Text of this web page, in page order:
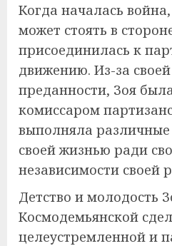
Когда началась
может стоять в
присоединилась к
движению. Из-за
преданности, Зоя
комиссаром
выполняла различные
своей жизнью ради
независимости своей
Детство и молодость
Космодемьянской
целеустремленной и